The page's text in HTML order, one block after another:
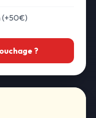
(+50€)
?